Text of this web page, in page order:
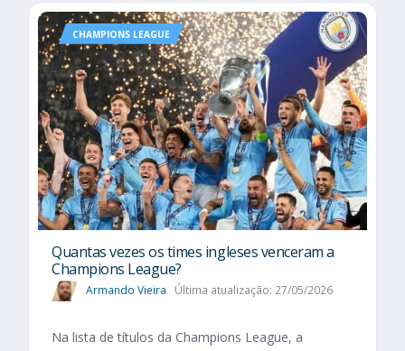
CHAMPIONS LEAGUE
Quantas vezes os times ingleses venceram a
Champions League?
Armando Vieira Última atualização: 27/05/2026
Na lista de títulos da Champions League, a